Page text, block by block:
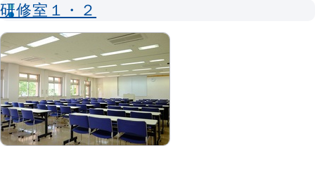
研修室１・２